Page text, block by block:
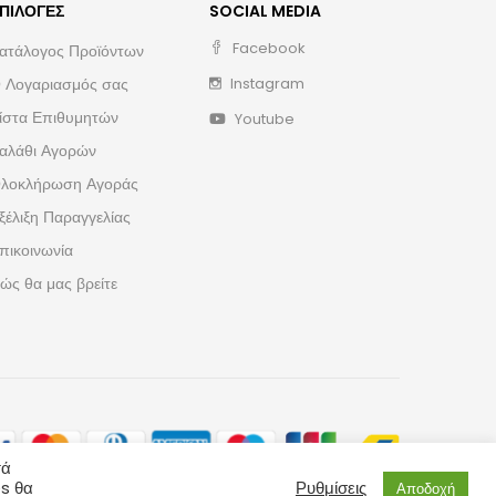
Προϊόντων
σας
Επιθυμητών
Αγορών
Αγοράς
Παραγγελίας
θα μας βρείτε
SOCIAL MEDIA
Facebook
Instagram
Youtube
θα
Ρυθμίσεις Αποδοχή